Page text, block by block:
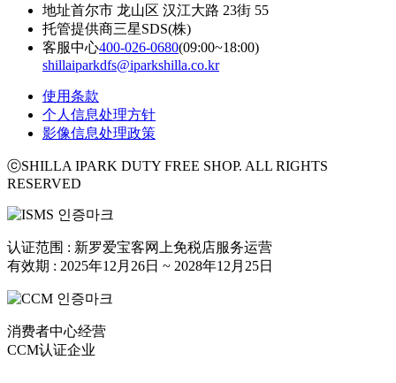
地址首尔市 龙山区 汉江大路 23街 55
托管提供商三星SDS(株)
客服中心400-026-0680(09:00~18:00)
shillaiparkdfs@iparkshilla.co.kr
使用条款
个人信息处理方针
影像信息处理政策
ⓒSHILLA IPARK DUTY FREE SHOP. ALL RIGHTS
RESERVED
认证范围 : 新罗爱宝客网上免税店服务运营
有效期 : 2025年12月26日 ~ 2028年12月25日
消费者中心经营
CCM认证企业